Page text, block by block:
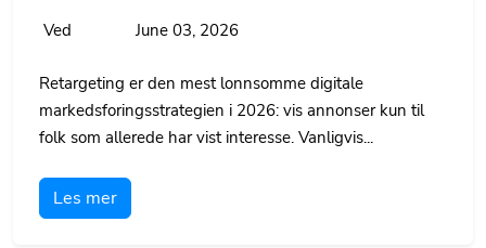
Ved June 03, 2026
Retargeting er den mest lonnsomme digitale
markedsforingsstrategien i 2026: vis annonser kun til
folk som allerede har vist interesse. Vanligvis...
Les mer